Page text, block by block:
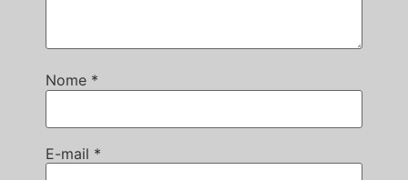
Nome *
E-mail *